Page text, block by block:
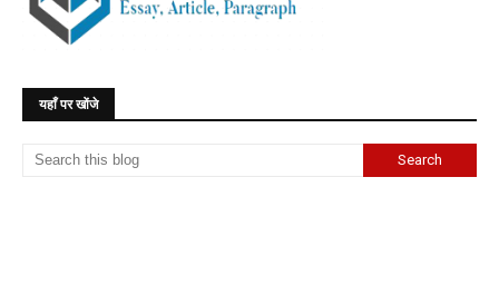
यहाँ पर खोंजे